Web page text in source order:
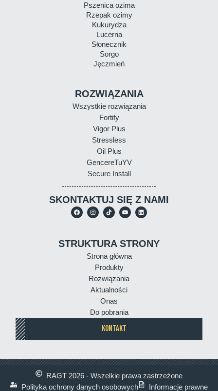
Pszenica ozima
Rzepak ozimy
Kukurydza
Lucerna
Słonecznik
Sorgo
Jęczmień
ROZWIĄZANIA
Wszystkie rozwiązania
Fortify
Vigor Plus
Stressless
Oil Plus
GencereTuYV
Secure Install
SKONTAKTUJ SIĘ Z NAMI
STRUKTURA STRONY
Strona główna
Produkty
Rozwiązania
Aktualności
Onas
Do pobrania
KONTAKT
RAGT 2026 - Wszelkie prawa zastrzeżone
Polityka ochrony danych osobowych
Informacje prawne